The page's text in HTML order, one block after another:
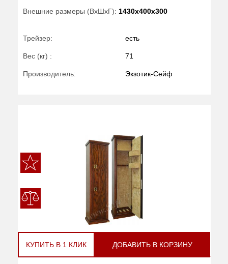
Внешние размеры (ВхШхГ): 1430x400x300
Трейзер: есть
Вес (кг) : 71
Производитель: Экзотик-Сейф
КУПИТЬ В 1 КЛИК ДОБАВИТЬ В КОРЗИНУ